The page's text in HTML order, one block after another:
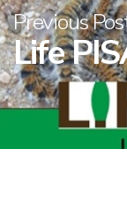
Previous
Life